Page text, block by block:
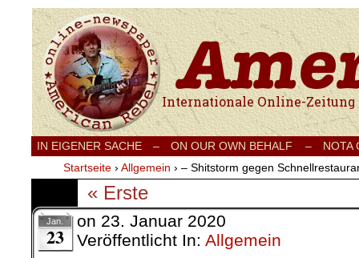
Internationale Onlinezeitung für Frieden,
IN EIGENER SACHE – ON OUR OWN BEHALF –
NOTA
Startseite › Allgemein › – Shitstorm gegen
« Erste
Jan.
23
on 23. Januar 2020
Veröffentlicht In: Allgemein